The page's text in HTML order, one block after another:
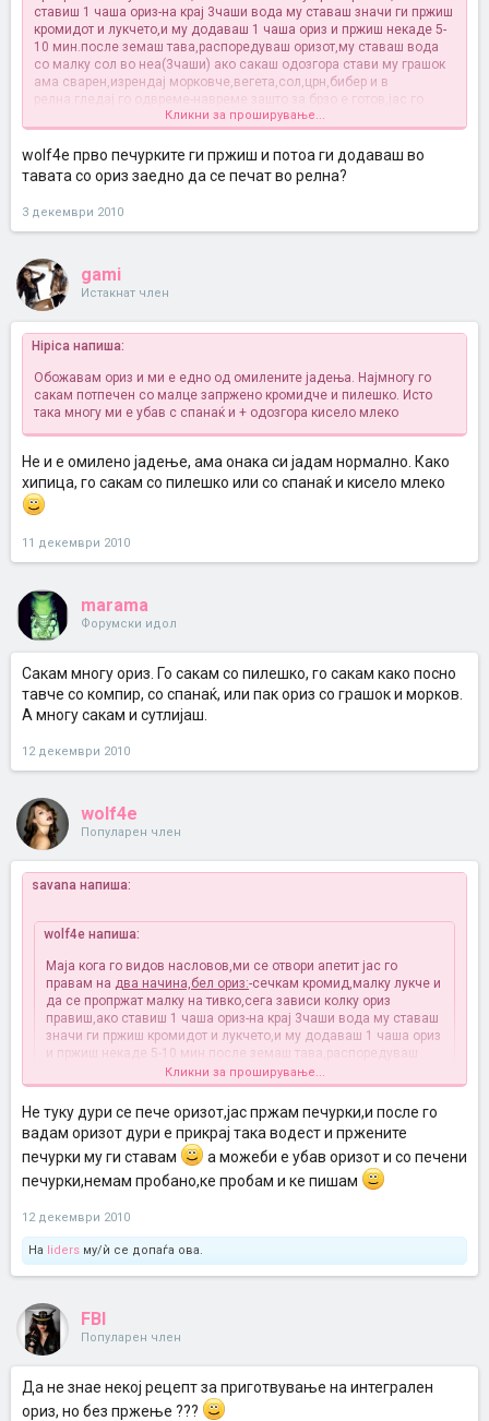
ставиш 1 чаша ориз-на крај 3чаши вода му ставаш значи ги пржиш
кромидот и лукчето,и му додаваш 1 чаша ориз и пржиш некаде 5-
10 мин.после земаш тава,распоредуваш оризот,му ставаш вода
со малку сол во неа(3чаши) ако сакаш одозгора стави му грашок
ама сварен,изрендај морковче,вегета,сол,црн,бибер и в
релна.гледај го одвреме-навреме зашто за брзо е готов,јас го
вагам дури е сешуте водест,поубав ми е така
со црвен пипер: ја правиш истата постапка,со кромид,лук,и ориз
пржеш,само што му додаваш 2-3 лажици црвен пипер,пржеш
убаво,после ставаш во тава,па вода,и солиш,ако сакаш можеш да
ставиш колбаси да се испечат заедно со оризот
правам дури се пече оризот без ништо така,си пржам печурки,па
после заедно ги мешам
Кликни за проширување...
wolf4e прво печурките ги пржиш и потоа ги додаваш во
тавата со ориз заедно да се печат во релна?
3 декември 2010
gami
Истакнат член
Hipica напиша:
Обожавам ориз и ми е едно од омилените јадења. Најмногу го
сакам потпечен со малце запржено кромидче и пилешко. Исто
така многу ми е убав с спанаќ и + одозгора кисело млеко
Не и е омилено јадење, ама онака си јадам нормално. Како
хипица, го сакам со пилешко или со спанаќ и кисело млеко
11 декември 2010
marama
Форумски идол
Сакам многу ориз. Го сакам со пилешко, го сакам како посно
тавче со компир, со спанаќ, или пак ориз со грашок и морков.
А многу сакам и сутлијаш.
12 декември 2010
wolf4e
Популарен член
savana напиша:
wolf4e напиша:
Mаја кога го видов насловов,ми се отвори апетит јас го
правам на два начина,бел ориз:-сечкам кромид,малку лукче и
да се пропржат малку на тивко,сега зависи колку ориз
правиш,ако ставиш 1 чаша ориз-на крај 3чаши вода му ставаш
значи ги пржиш кромидот и лукчето,и му додаваш 1 чаша ориз
и пржиш некаде 5-10 мин.после земаш тава,распоредуваш
оризот,му ставаш вода со малку сол во неа(3чаши) ако сакаш
одозгора стави му грашок ама сварен,изрендај
морковче,вегета,сол,црн,бибер и в релна.гледај го одвреме-
навреме зашто за брзо е готов,јас го вагам дури е сешуте
водест,поубав ми е такадругиот начинориз со црвен пипер
ја правиш истата постапка,со кромид,лук,и ориз пржеш,само
што му додаваш 2-3 лажици црвен пипер,пржеш убаво,после
ставаш во тава,па вода,и солиш,ако сакаш можеш да ставиш
колбаси да се испечат заедно со оризот
дури се пече оризот без ништо така,си пржам печурки,па
после заедно ги мешам
Кликни за проширување...
wolf4e прво печурките ги пржиш и потоа ги додаваш во тавата со
ориз заедно да се печат во релна?
Кликни за проширување...
He туку дури се пече оризот,јас пржам печурки,и после го
вадам оризот дури е прикрај така водест и пржените
печурки му ги ставам
а можеби е убав оризот и со печени
печурки,немам пробано,ке пробам и ке пишам
12 декември 2010
На liders му/ѝ се допаѓа ова.
FBI
Популарен член
Да не знае некој рецепт за приготвување на интегрален
ориз, но без пржење ???